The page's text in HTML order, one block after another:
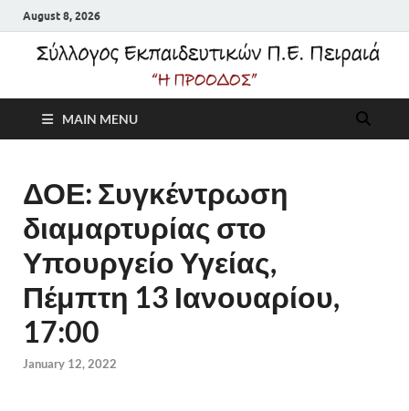
August 8, 2026
Σύλλογος
Εκπαιδευτικών Π.Ε.
Πειραιά "Η Πρόοδος"
MAIN MENU
ΔΟΕ: Συγκέντρωση
διαμαρτυρίας στο
Υπουργείο Υγείας,
Πέμπτη 13 Ιανουαρίου,
17:00
January 12, 2022